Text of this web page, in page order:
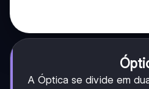
A Óptica se divide em